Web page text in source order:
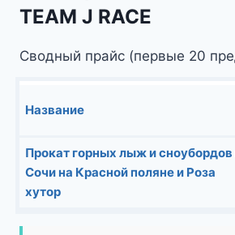
TEAM J RACE
Сводный прайс (первые 20
Название
Прокат горных лыж и сноубордов
Сочи на Красной поляне и Роза
хутор